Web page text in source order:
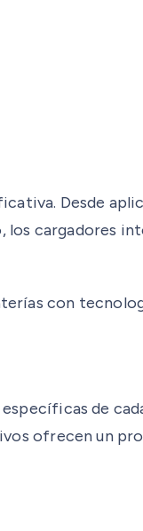
Desde
cargadores
con
de
ofrecen un